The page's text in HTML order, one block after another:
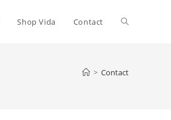
Shop Vida Contact Toggle
> Contact